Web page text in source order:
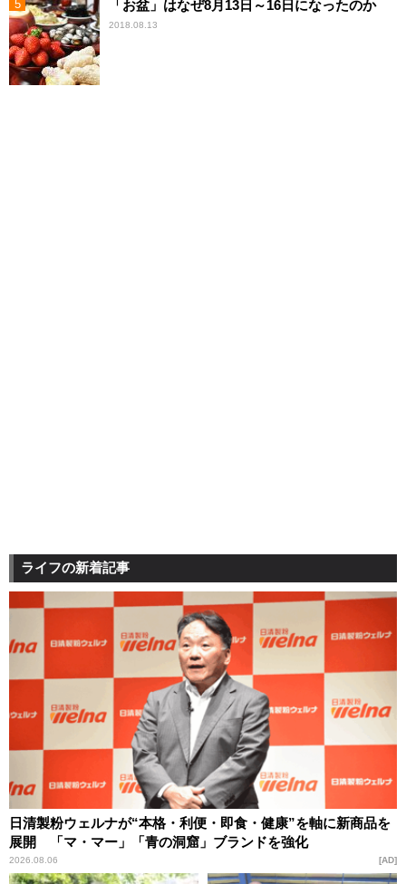
「お盆」はなぜ8月13日～16日になったのか
2018.08.13
ライフの新着記事
日清製粉ウェルナが“本格・利便・即食・健康”を軸に新商品を
展開 「マ・マー」「青の洞窟」ブランドを強化
2026.08.06 AD